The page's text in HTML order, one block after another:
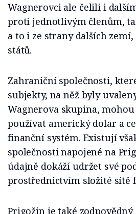
Wagnerovci ale čelili i
proti jednotlivým členům,
a to i ze strany dalších
států.
Zahraniční společnosti,
subjekty, na něž byly
Wagnerova skupina,
používat americký dolar a
finanční systém. Existují
společnosti napojené na
údajně dokáží udržet své
prostřednictvím složité sítě
Prigožin je také